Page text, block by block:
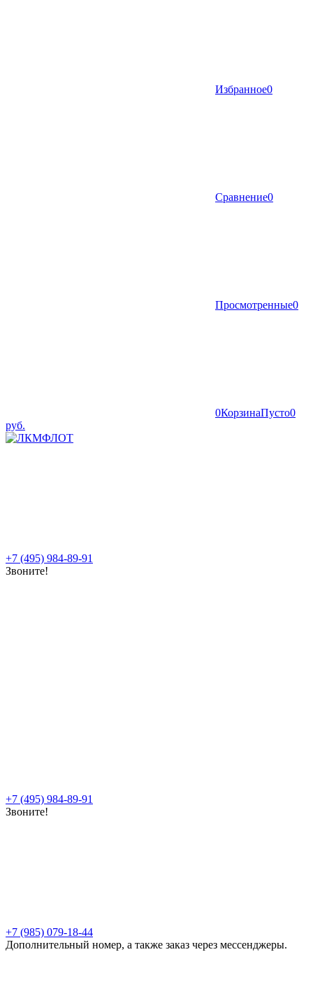
Избранное0
Сравнение0
Просмотренные0
0КорзинаПусто0
руб.
+7 (495) 984-89-91
Звоните!
+7 (495) 984-89-91
Звоните!
+7 (985) 079-18-44
Дополнительный номер, а также заказ через мессенджеры.